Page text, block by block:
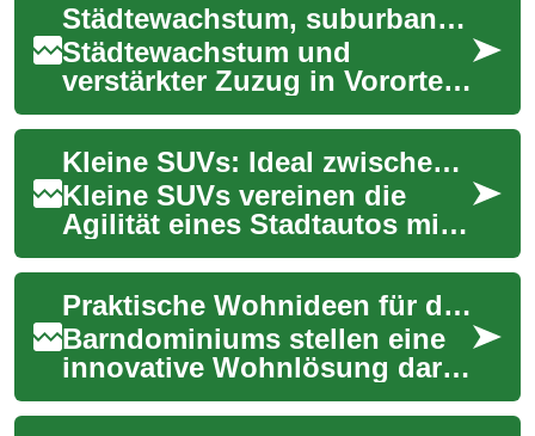
Städtewachstum, suburbaner Zuzug und Verfügbarkeit von Wohnraum
Städtewachstum und
verstärkter Zuzug in Vororte
verändern die Verfügbarkeit
von Wohnraum weltweit.
Dieser Artikel bes...
Kleine SUVs: Ideal zwischen Stadtflitzer und Geländewagen
Kleine SUVs vereinen die
Agilität eines Stadtautos mit
der erhöhten Sitzposition und
dem robusten Auftritt eines
Gelä...
Praktische Wohnideen für den urbanen Rückzug
Barndominiums stellen eine
innovative Wohnlösung dar,
die den rustikalen Charme
traditioneller Scheunen mit